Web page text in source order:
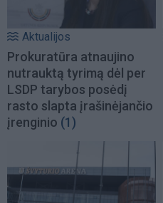
Aktualijos
Prokuratūra atnaujino
nutrauktą tyrimą dėl per
LSDP tarybos posėdį
rasto slapta įrašinėjančio
įrenginio (1)